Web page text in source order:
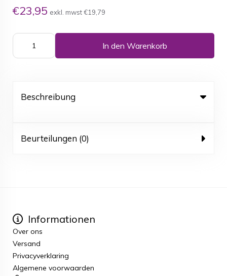
€23,95 exkl. mwst€19,79
In den Warenkorb
Beschreibung
Beurteilungen (0)
Informationen
Over ons
Versand
Privacyverklaring
Algemene voorwaarden